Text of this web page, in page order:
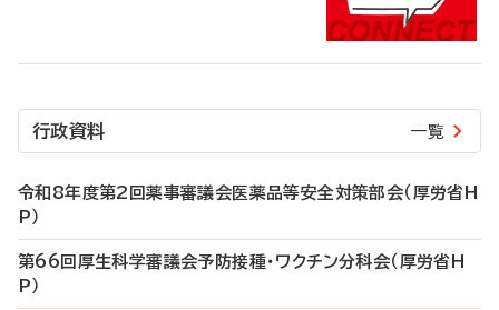
行政資料 一覧
令和8年度第2回薬事審議会医薬品等安全対策部会（厚労省H
P）
第66回厚生科学審議会予防接種・ワクチン分科会（厚労省H
P）